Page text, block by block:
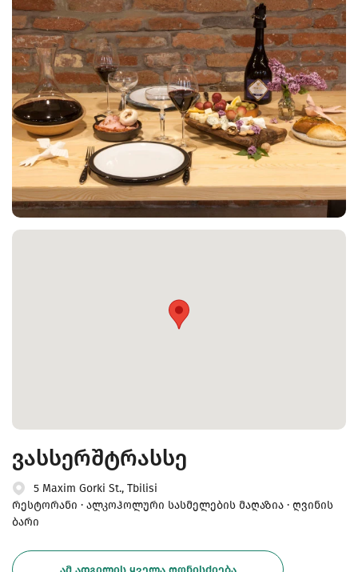
ვასსერშტრასსე
5 Maxim Gorki St., Tbilisi
რესტორანი · ალკოჰოლური სასმელების მაღაზია · ღვინის
ბარი